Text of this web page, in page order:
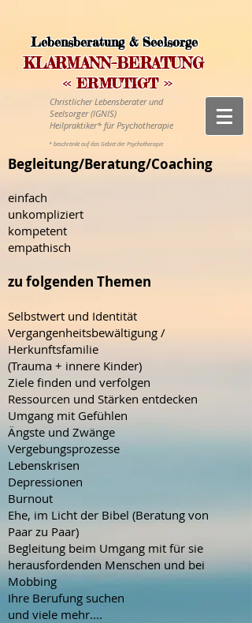
Lebensberatung & Seelsorge
KLARMANN-BERATUNG
<< ERMUTIGT >>
Christlicher Lebensberater und
Seelsorger (IGNIS)
Heilpraktiker* für Psychotherapie
* beschränkt auf das Gebiet der Psychotherapie
Begleitung/Beratung/Coaching
einfach
unkompliziert
kompetent
empathisch
zu folgenden Themen
Selbstwert und Identität
Vergangenheitsbewältigung /
Herkunftsfamilie
(Trauma + innere Kinder)
Ziele finden und verfolgen
Ressourcen und Stärken entdecken
Umgang mit Gefühlen
Ängste und Zwänge
Vergebungsprozesse
Lebenskrisen
Depressionen
Burnout
Ehe, im Licht der Bibel (Beratung von
Paar zu Paar)
Begleitung beim Umgang mit für sie
herausfordenden Menschen und bei
Mobbing
Ihre Berufung suchen
und viele mehr....